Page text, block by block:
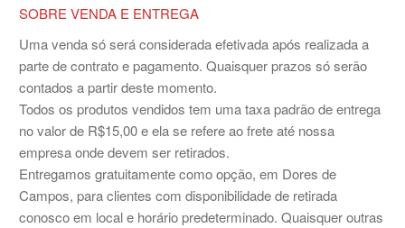
SOBRE VENDA E ENTREGA
Uma venda só será considerada efetivada após realizada a
parte de contrato e pagamento. Quaisquer prazos só serão
contados a partir deste momento.
Todos os produtos vendidos tem uma taxa padrão de entrega
no valor de R$15,00 e ela se refere ao frete até nossa
empresa onde devem ser retirados.
Entregamos gratuitamente como opção, em Dores de
Campos, para clientes com disponibilidade de retirada
conosco em local e horário predeterminado. Quaisquer outras